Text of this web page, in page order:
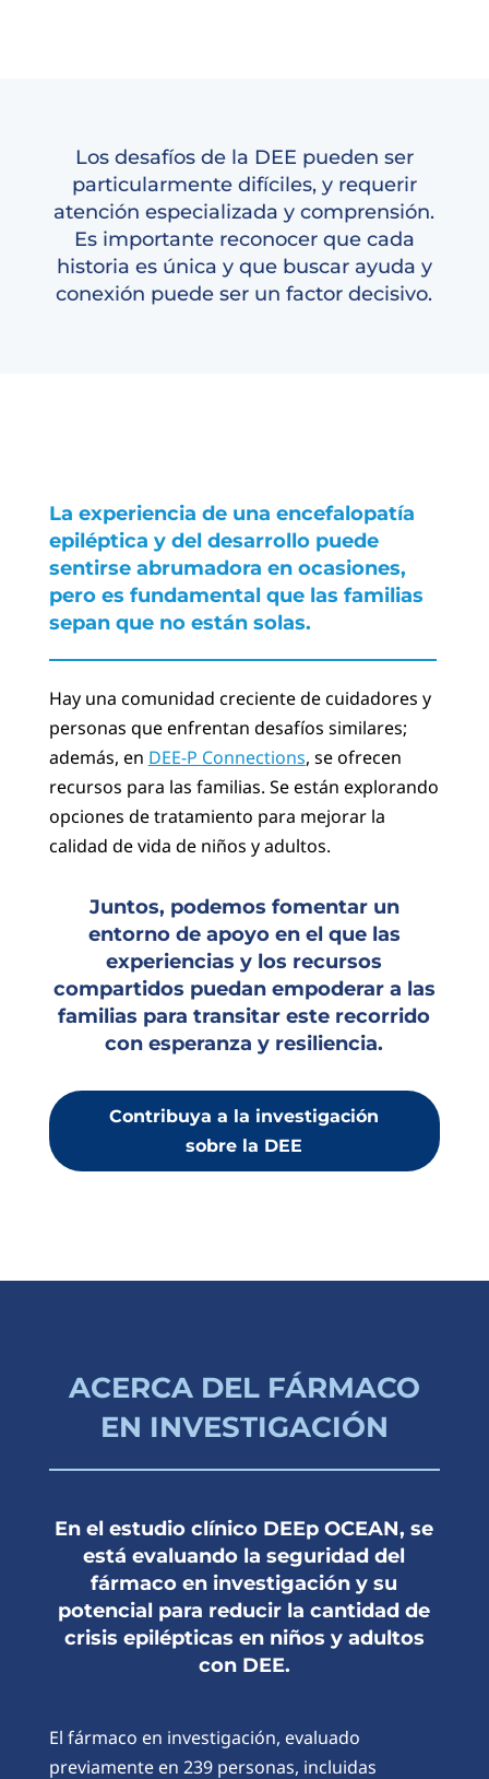
Los desafíos de la DEE pueden ser
particularmente difíciles, y requerir
atención especializada y comprensión.
Es importante reconocer que cada
historia es única y que buscar ayuda y
conexión puede ser un factor decisivo.
La experiencia de una encefalopatía
epiléptica y del desarrollo puede
sentirse abrumadora en ocasiones,
pero es fundamental que las familias
sepan que no están solas.
Hay una comunidad creciente de cuidadores y
personas que enfrentan desafíos similares;
además, en DEE-P Connections, se ofrecen
recursos para las familias. Se están explorando
opciones de tratamiento para mejorar la
calidad de vida de niños y adultos.
Juntos, podemos fomentar un
entorno de apoyo en el que las
experiencias y los recursos
compartidos puedan empoderar a las
familias para transitar este recorrido
con esperanza y resiliencia.
Contribuya a la investigación
sobre la DEE
ACERCA DEL FÁRMACO
EN INVESTIGACIÓN
En el estudio clínico DEEp OCEAN, se
está evaluando la seguridad del
fármaco en investigación y su
potencial para reducir la cantidad de
crisis epilépticas en niños y adultos
con DEE.
El fármaco en investigación, evaluado
previamente en 239 personas, incluidas